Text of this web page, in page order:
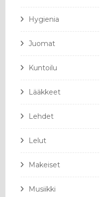
Hygienia
Juomat
Kuntoilu
Lääkkeet
Lehdet
Lelut
Makeiset
Musiikki